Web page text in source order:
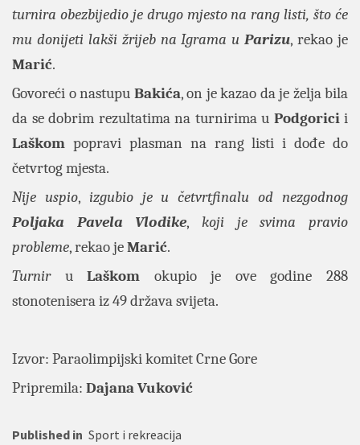
turnira obezbijedio je drugo mjesto na rang listi, što će
mu donijeti lakši žrijeb na Igrama uParizu, rekao je
Marić.
Govoreći o nastupu Bakića, on je kazao da je želja bila
da se dobrim rezultatima na turnirima u Podgoricii
Laškom popravi plasman na rang listi i dođe do
četvrtog mjesta.
Nije uspio, izgubio je u četvrtfinalu od nezgodnog
Poljaka Pavela Vlodike,koji je svima pravio
probleme, rekao jeMarić.
TurniruLaškom okupio je ove godine 288
stonotenisera iz 49 država svijeta.
Izvor: Paraolimpijski komitet Crne Gore
Pripremila: Dajana Vuković
Published in Sport i rekreacija